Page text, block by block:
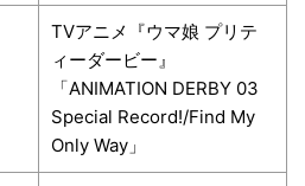
TVアニメ『ウマ娘 プリテ
ィーダービー』
「ANIMATION DERBY 03
Special Record!/Find My
Only Way」